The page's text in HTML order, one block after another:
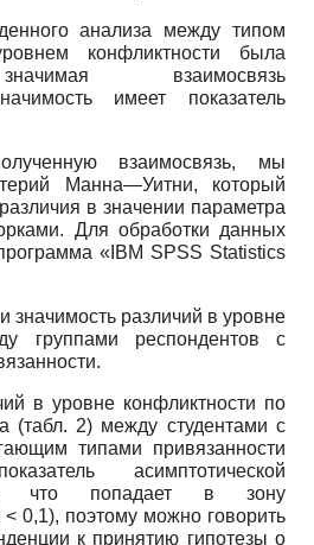
анализа между типом
конфликтности была
взаимосвязь
имеет показатель
взаимосвязь, мы
Манна—Уитни, который
в значении параметра
Для обработки данных
«IBM SPSS Statistics
значимость различий в уровне
группами респондентов с
в уровне конфликтности по
(табл. 2) между студентами с
типами привязанности
асимптотической
что попадает в зону
0,1), поэтому можно говорить
к принятию гипотезы о